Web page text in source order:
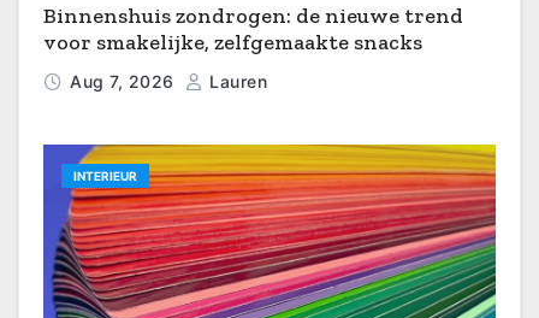
Binnenshuis zondrogen: de nieuwe trend
voor smakelijke, zelfgemaakte snacks
Aug 7, 2026 Lauren
INTERIEUR